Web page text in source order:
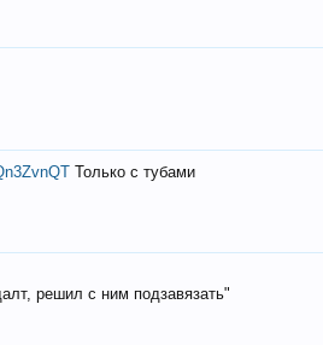
Только с тубами
решил с ним подзавязать"